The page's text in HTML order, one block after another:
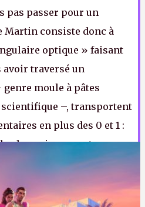
pas passer pour un
Martin consiste donc à
optique » faisant
avoir traversé un
moule à pâtes
–, transportent
en plus des 0 et 1 :
de quoi augmenter
possibles. Un test
été effectué en
même si la